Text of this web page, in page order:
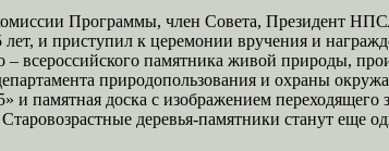
Программы, член Совета, Президент
лет, и приступил к церемонии вручения и
– всероссийского памятника живой природы,
природопользования и охраны
и памятная доска с изображением
деревья-памятники станут